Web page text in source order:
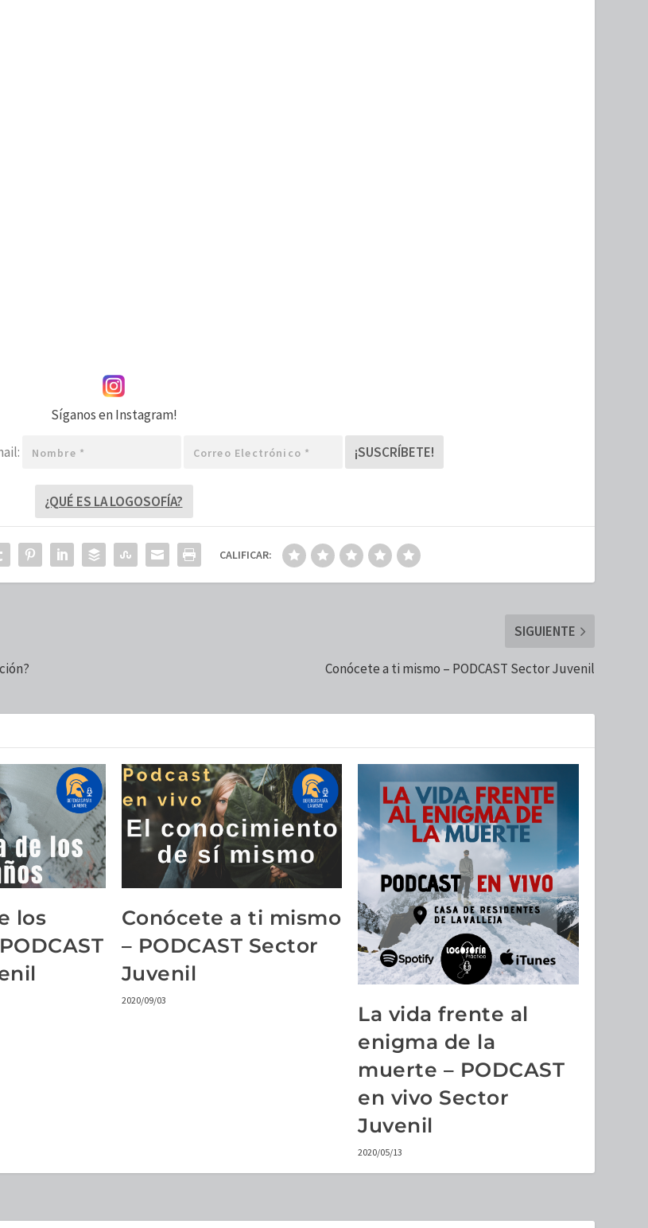
Síganos en Instagram!
electrónico
¿QUÉ ES LA LOGOSOFÍA?
CALIFICAR:
SIGUIENTE
Conócete a ti mismo – PODCAST Sector Juvenil
los
Conócete a ti mismo
– PODCAST Sector
Juvenil
2020/09/03
La vida frente al
enigma de la
muerte – PODCAST
en vivo Sector
Juvenil
2020/05/13